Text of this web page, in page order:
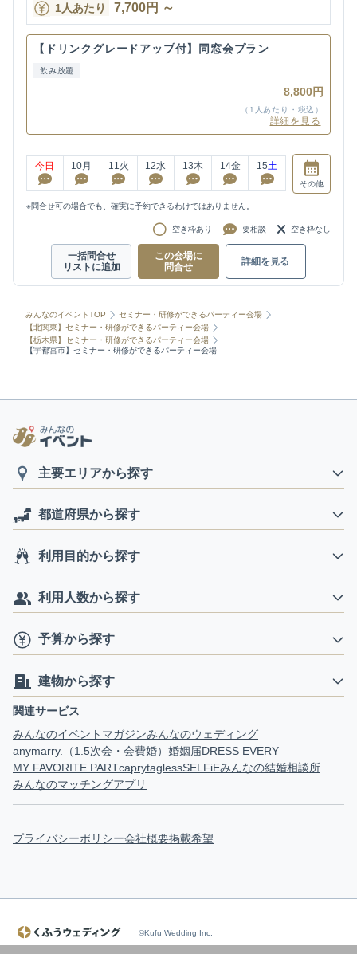
1人あたり 7,700円 ～
【ドリンクグレードアップ付】同窓会プラン
飲み放題
8,800円
（1人あたり・税込）
詳細を見る
今日 10月 11火 12水 13木 14金 15土
その他
※問合せ可の場合でも、確実に予約できるわけではありません。
空き枠あり 要相談 空き枠なし
一括問合せ
リストに追加
この会場に
問合せ
詳細を見る
みんなのイベントTOP
セミナー・研修ができるパーティー会場
【北関東】セミナー・研修ができるパーティー会場
【栃木県】セミナー・研修ができるパーティー会場
【宇都宮市】セミナー・研修ができるパーティー会場
主要エリアから探す
都道府県から探す
利用目的から探す
利用人数から探す
予算から探す
建物から探す
関連サービス
みんなのイベントマガジンみんなのウェディング
anymarry.（1.5次会・会費婚） 婚姻届DRESS EVERY
MY FAVORITE PARTcaprytaglessSELFiEみんなの結婚相談所
みんなのマッチングアプリ
プライバシーポリシー会社概要掲載希望
©Kufu Wedding Inc.